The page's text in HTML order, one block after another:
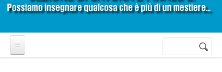
Form di